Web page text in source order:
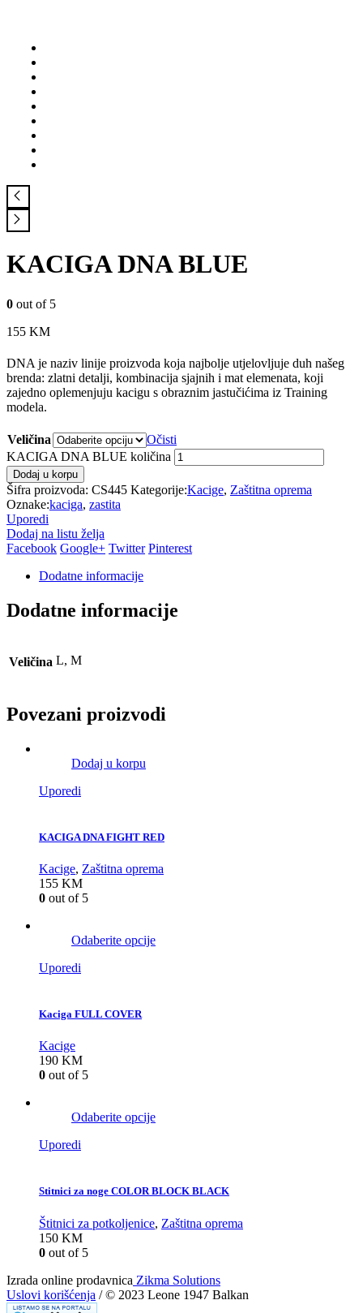
KACIGA DNA BLUE
0 out of 5
155 KM
DNA je naziv linije proizvoda koja najbolje utjelovljuje duh našeg
brenda: zlatni detalji, kombinacija sjajnih i mat elemenata, koji
zajedno oplemenjuju kacigu s obraznim jastučićima iz Training
modela.
Veličina
Očisti
KACIGA DNA BLUE količina
Dodaj u korpu
Šifra proizvoda: CS445 Kategorije:Kacige, Zaštitna oprema
Oznake:kaciga, zastita
Uporedi
Dodaj na listu želja
Facebook Google+ Twitter Pinterest
Dodatne informacije
Dodatne informacije
Veličina L, M
Povezani proizvodi
Dodaj u korpu
Uporedi
KACIGA DNA FIGHT RED
Kacige, Zaštitna oprema
155 KM
0 out of 5
Odaberite opcije
Uporedi
Kaciga FULL COVER
Kacige
190 KM
0 out of 5
Odaberite opcije
Uporedi
Stitnici za noge COLOR BLOCK BLACK
Štitnici za potkoljenice, Zaštitna oprema
150 KM
0 out of 5
Izrada online prodavnica Zikma Solutions
Uslovi korišćenja / © 2023 Leone 1947 Balkan